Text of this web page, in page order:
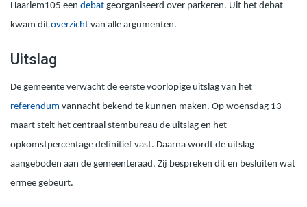
Haarlem105 een debat georganiseerd over parkeren. Uit het debat
kwam dit overzicht van alle argumenten.
Uitslag
De gemeente verwacht de eerste voorlopige uitslag van het
referendum vannacht bekend te kunnen maken. Op woensdag 13
maart stelt het centraal stembureau de uitslag en het
opkomstpercentage definitief vast. Daarna wordt de uitslag
aangeboden aan de gemeenteraad. Zij bespreken dit en besluiten wat
ermee gebeurt.